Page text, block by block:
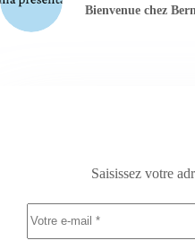
Bienvenue chez
Saisissez votre